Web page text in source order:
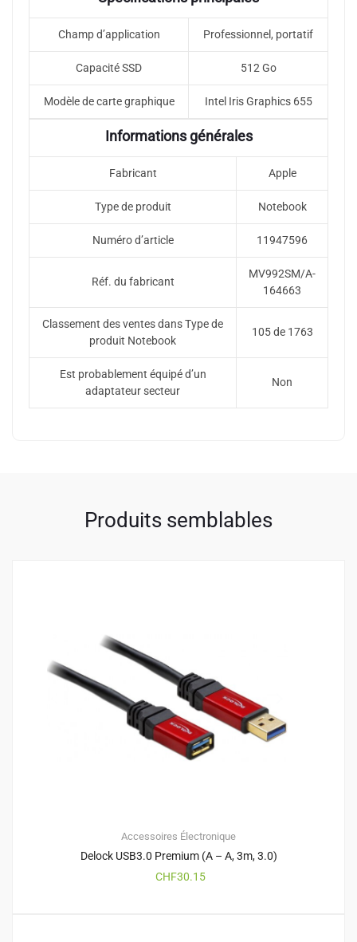
Champ d’application Professionnel, portatif
Capacité SSD 512 Go
Modèle de carte graphique Intel Iris Graphics 655
Informations générales
Fabricant Apple
Type de produit Notebook
Numéro d’article 11947596
Réf. du fabricant
MV992SM/A-
164663
Classement des ventes dans Type de
produit Notebook
105 de 1763
Est probablement équipé d’un
adaptateur secteur
Non
Produits semblables
Accessoires Électronique
Delock USB3.0 Premium (A – A, 3m, 3.0)
CHF30.15